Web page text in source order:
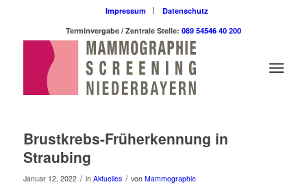
Impressum
Datenschutz
Terminvergabe / Zentrale Stelle: 089 54546 40 200
Brustkrebs-Früherkennung in
Straubing
Januar 12, 2022 / in Aktuelles / von Mammographie